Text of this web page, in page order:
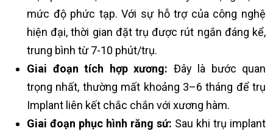
mức độ phức tạp. Với sự hỗ trợ của công nghệ
hiện đại, thời gian đặt trụ được rút ngắn đáng kể,
trung bình từ7-10 phút/trụ.
Giai đoạn tích hợp xương: Đây là bước quan
trọng nhất, thường mất khoảng 3–6 tháng để trụ
Implant liên kết chắc chắn với xương hàm.
Giai đoạn phục hình răng sứ: Sau khi trụ implant